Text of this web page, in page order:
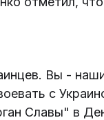
Вы -
с
Славы" в